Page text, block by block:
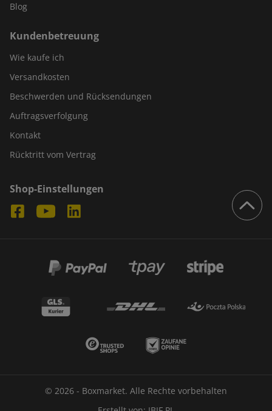
Blog
Kundenbetreuung
Wie kaufe ich
Versandkosten
Beschwerden und Rücksendungen
Auftragsverfolgung
Kontakt
Rücktritt vom Vertrag
Shop-Einstellungen
© 2026 - Boxmarket. Alle Rechte vorbehalten